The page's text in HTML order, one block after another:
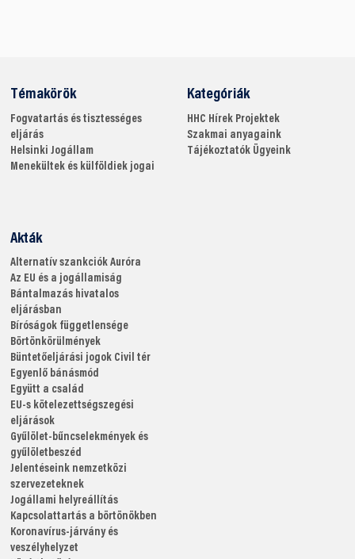
Témakörök
Fogvatartás és tisztességes
eljárás
Helsinki Jogállam
Menekültek és külföldiek jogai
Kategóriák
HHC Hírek Projektek
Szakmai anyagaink
Tájékoztatók Ügyeink
Akták
Alternatív szankciók Auróra
Az EU és a jogállamiság
Bántalmazás hivatalos
eljárásban
Bíróságok függetlensége
Börtönkörülmények
Büntetőeljárási jogok Civil tér
Egyenlő bánásmód
Együtt a család
EU-s kötelezettségszegési
eljárások
Gyűlölet-bűncselekmények és
gyűlöletbeszéd
Jelentéseink nemzetközi
szervezeteknek
Jogállami helyreállítás
Kapcsolattartás a börtönökben
Koronavírus-járvány és
veszélyhelyzet